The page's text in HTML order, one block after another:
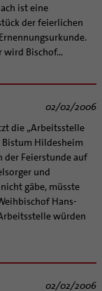
ist eine
der feierlichen
wird Bischof...
02/02/2006
die „Arbeitsstelle
Hildesheim
der Feierstunde auf
und
gäbe, müsste
Hans-
würden
02/02/2006